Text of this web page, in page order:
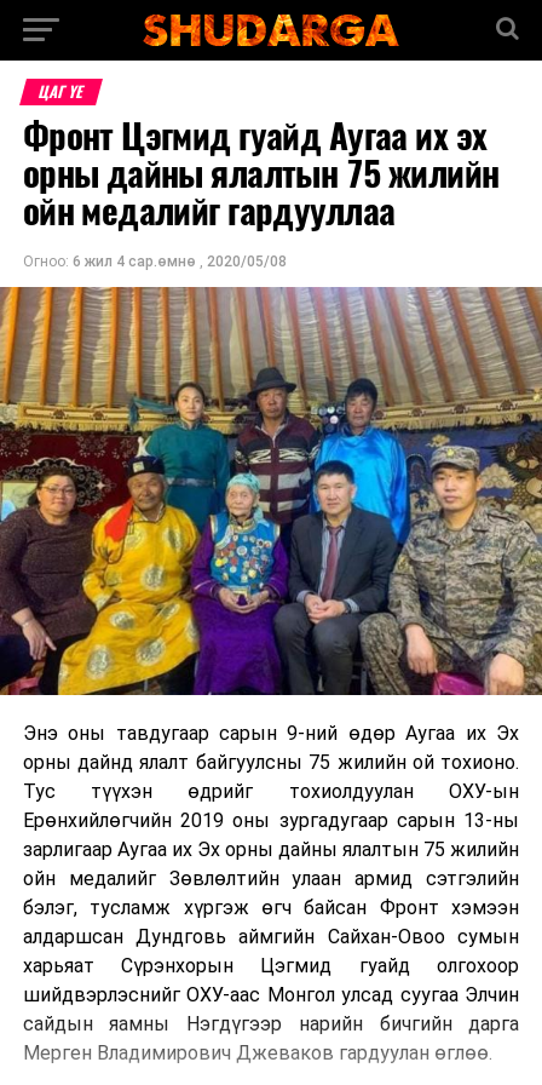
ЦАГ ҮЕ
Фронт Цэгмид гуайд Аугаа их эх
орны дайны ялалтын 75 жилийн
ойн медалийг гардууллаа
Огноо: 6 жил 4 сар.өмнө , 2020/05/08
Энэ оны тавдугаар сарын 9-ний өдөр Аугаа их Эх
орны дайнд ялалт байгуулсны 75 жилийн ой тохионо.
Тус түүхэн өдрийг тохиолдуулан ОХУ-ын
Ерөнхийлөгчийн 2019 оны зургадугаар сарын 13-ны
зарлигаар Аугаа их Эх орны дайны ялалтын 75 жилийн
ойн медалийг Зөвлөлтийн улаан армид сэтгэлийн
бэлэг, тусламж хүргэж өгч байсан Фронт хэмээн
алдаршсан Дундговь аймгийн Сайхан-Овоо сумын
харьяат Сүрэнхорын Цэгмид гуайд олгохоор
шийдвэрлэснийг ОХУ-аас Монгол улсад суугаа Элчин
сайдын яамны Нэгдүгээр нарийн бичгийн дарга
Мерген Владимирович Джеваков гардуулан өглөө.